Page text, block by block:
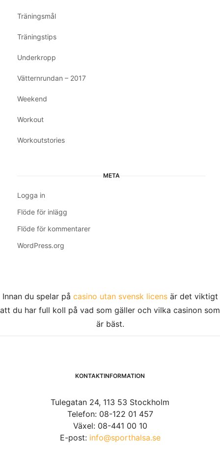
Träningsmål
Träningstips
Underkropp
Vätternrundan – 2017
Weekend
Workout
Workoutstories
META
Logga in
Flöde för inlägg
Flöde för kommentarer
WordPress.org
Innan du spelar på casino utan svensk licensär det viktigt
att du har full koll på vad som gäller och vilka casinon som
är bäst.
KONTAKTINFORMATION
Tulegatan 24, 113 53 Stockholm
Telefon: 08-122 01 457
Växel: 08-441 00 10
E-post: info@sporthalsa.se